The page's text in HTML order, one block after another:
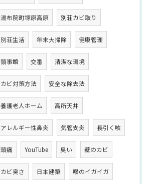
湯布院町塚原高原 別荘カビ取り
別荘生活 年末大掃除 健康管理
領事館 交番 清潔な環境
カビ対策方法 安全な除去法
養護老人ホーム 高所天井
アレルギー性鼻炎 気管支炎 長引く咳
頭痛 YouTube 臭い 壁のカビ
カビ臭さ 日本建築 喉のイガイガ